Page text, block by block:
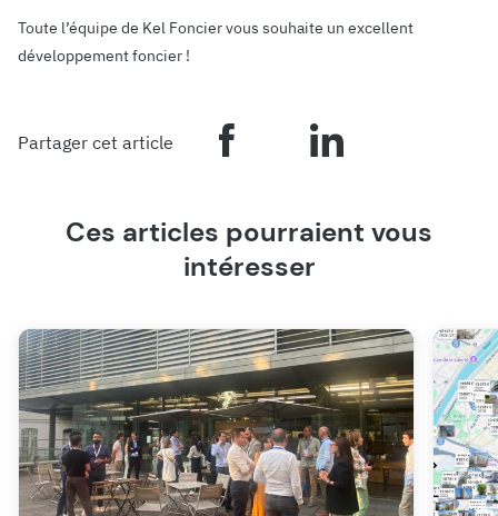
Toute l’équipe de Kel Foncier vous souhaite un excellent
développement foncier !
Partager cet article
Ces articles pourraient vous
intéresser